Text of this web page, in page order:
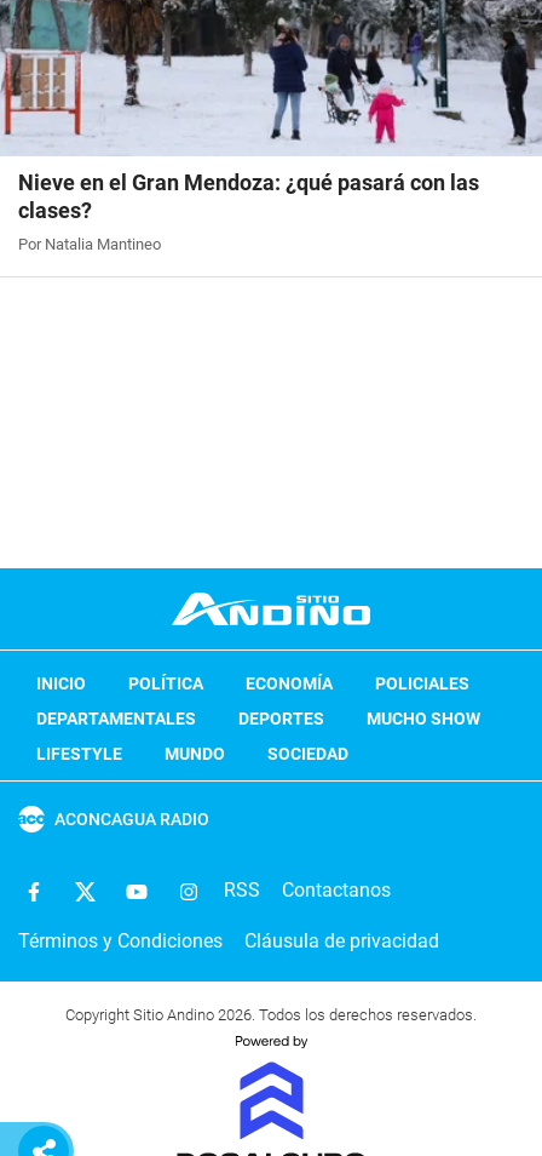
Nieve en el Gran Mendoza: ¿qué pasará con las
clases?
Por Natalia Mantineo
INICIO POLÍTICA ECONOMÍA
POLICIALES
DEPARTAMENTALES
DEPORTES
MUCHO SHOW
LIFESTYLE
MUNDO SOCIEDAD
ACONCAGUA RADIO
RSS Contactanos
Términos y Condiciones Cláusula de privacidad
Copyright Sitio Andino 2026. Todos los derechos reservados.